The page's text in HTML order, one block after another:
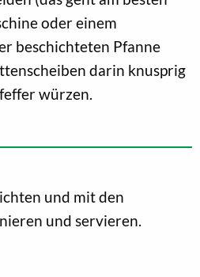
oder einem
beschichteten Pfanne
darin knusprig
würzen.
und mit den
und servieren.